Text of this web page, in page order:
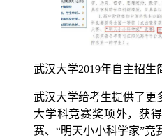
武汉大学2019年自主招生
武汉大学给考生提供了更
大学科竞赛奖项外，获
赛、“明天小小科学家”竞